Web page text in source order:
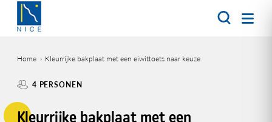
Overslaan
naar
inhoud
gaan
Home Kleurrijke bakplaat met een eiwittoets naar keuze
4 PERSONEN
Kleurrijke bakplaat met een